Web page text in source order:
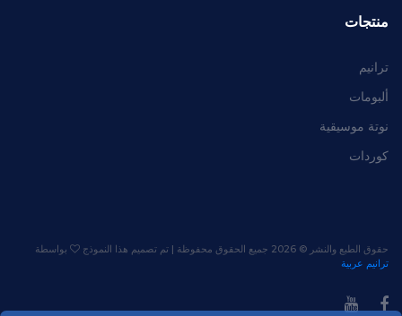
منتجات
ترانيم
ألبومات
نوتة موسيقية
كوردات
حقوق الطبع والنشر © 2026 جميع الحقوق محفوظة | تم تصميم هذا النموذج
بواسطة
ترانيم عربية